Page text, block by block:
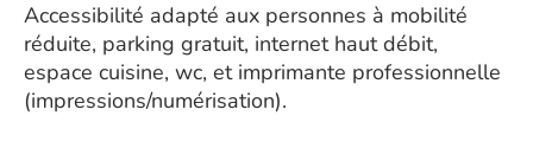
Accessibilité adapté aux personnes à mobilité
réduite, parking gratuit, internet haut débit,
espace cuisine, wc, et imprimante professionnelle
(impressions/numérisation).